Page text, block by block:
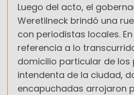
Luego del acto, el
Weretilneck brindó una
con periodistas locales.
referencia a lo
domicilio particular de los
intendenta de la ciudad,
encapuchadas arrojaron